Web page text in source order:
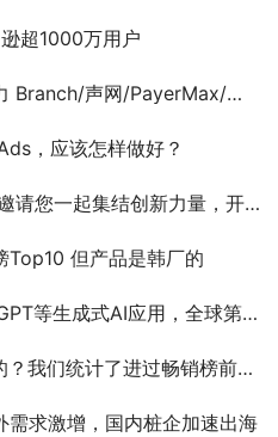
超1000万用户
小五科技/杭州孢子为您呈势未来
，应该怎样做好？
起集结创新力量，开启世界舞台！
Top10 但产品是韩厂的
等生成式AI应用，全球第一
过畅销榜前100的SLG游戏背后的研发商
需求激增，国内桩企加速出海